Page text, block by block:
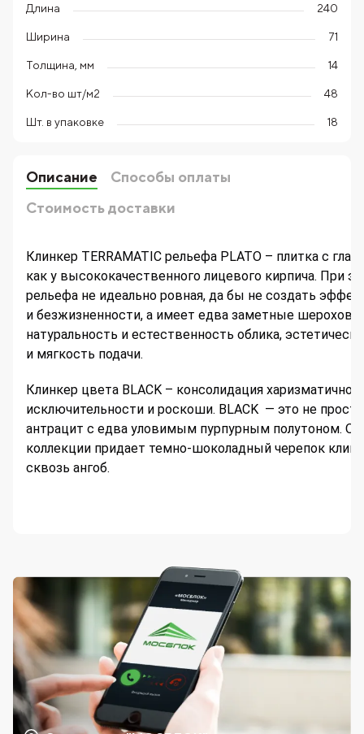
Длина 240
Ширина 71
Толщина, мм 14
Кол-во шт/м2 48
Шт. в упаковке 18
Описание
Способы оплаты
Стоимость доставки
Клинкер TERRAMATIC рельефа PLATO – плитка с
как у высококачественного лицевого кирпича. При
рельефа не идеально ровная, да бы не создать
и безжизненности, а имеет едва заметные
натуральность и естественность облика,
и мягкость подачи.
Клинкер цвета BLACK – консолидация
исключительности и роскоши. BLACK — это не
антрацит с едва уловимым пурпурным полутоном.
коллекции придает темно-шоколадный черепок
сквозь ангоб.